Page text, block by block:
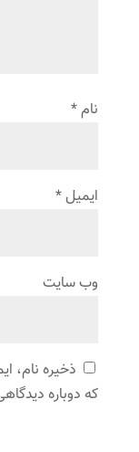
نام*
ایمیل*
وب‌ سایت
ذخیره نام،
که دوباره